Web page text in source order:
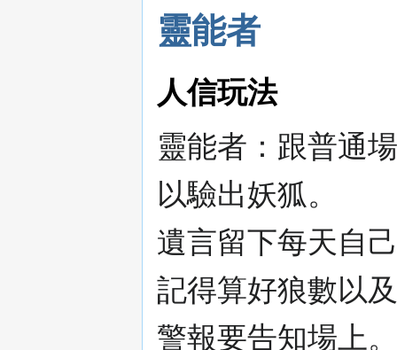
靈能者
人信玩法
靈能者：跟普通
以驗出妖狐。
遺言留下每天自
記得算好狼數以
警報要告知場上。